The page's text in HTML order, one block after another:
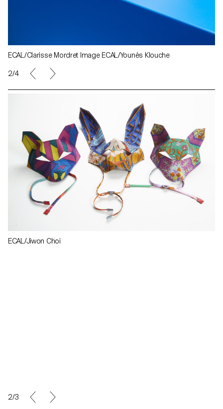
ECAL/Clarisse Mordret Image ECAL/Younès Klouche
2/4
ECAL/Jiwon Choi
2/3